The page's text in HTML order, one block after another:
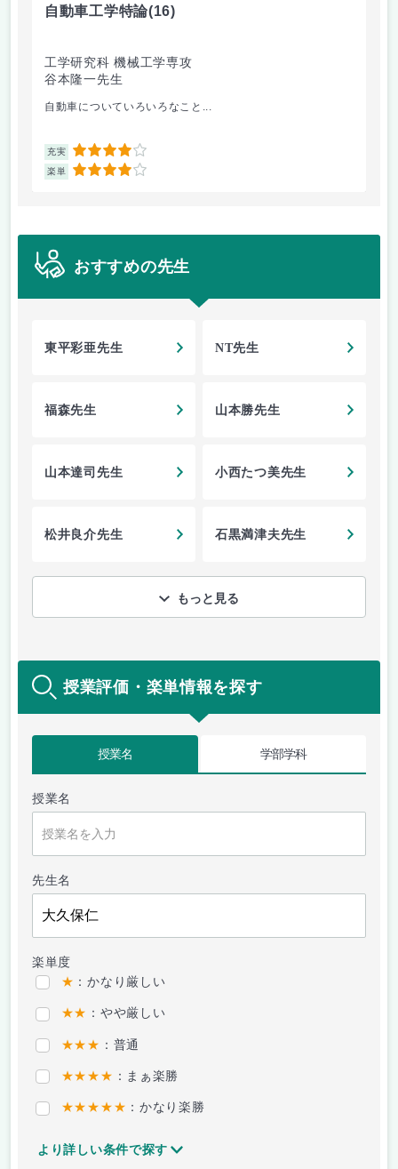
自動車工学特論(16)
工学研究科 機械工学専攻
谷本隆一先生
自動車についていろいろなこと...
充実 4
楽単 4
おすすめの先生
東平彩亜先生 NT先生
福森先生 山本勝先生
山本達司先生 小西たつ美先生
松井良介先生 石黒満津夫先生
もっと見る
授業評価・楽単情報を探す
授業名 学部学科
授業名
先生名
楽単度
★ ：かなり厳しい
★★ ：やや厳しい
★★★ ：普通
★★★★ ：まぁ楽勝
★★★★★ ：かなり楽勝
より詳しい条件で探す